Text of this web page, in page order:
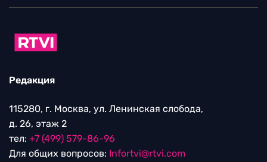
Редакция
115280, г. Москва, ул. Ленинская слобода,
д. 26, этаж 2
тел: +7 (499) 579-86-96
Для общих вопросов: Infortvi@rtvi.com